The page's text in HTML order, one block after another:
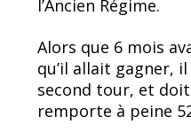
l’Ancien Régime.
Alors que 6 mois
qu’il allait gagner,
second tour, et
remporte à peine